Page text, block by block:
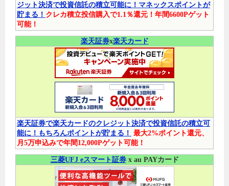
ジット決済で投資信託の積立可能に！マネックスポイントが
貯まる！ クレカ積立投信購入で1.1％還元！年間6600Pゲット
可能！
楽天証券x楽天カード
楽天証券で楽天カードのクレジット決済で投資信託の積立可
能に！もちろんポイントが貯まる！ 最大2%ポイント還元、
月5万申込みで年間12,000Pゲット可能！
三菱UFJ eスマート証券x au PAYカード